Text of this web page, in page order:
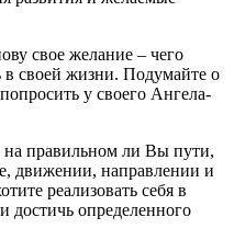
свое желание – чего
в своей жизни. Подумайте о
у своего Ангела-
правильном ли Вы пути,
движении, направлении и
реализовать себя в
достичь определенного